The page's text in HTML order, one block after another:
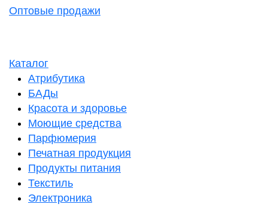
Оптовые продажи
Каталог
Атрибутика
БАДы
Красота и здоровье
Моющие средства
Парфюмерия
Печатная продукция
Продукты питания
Текстиль
Электроника